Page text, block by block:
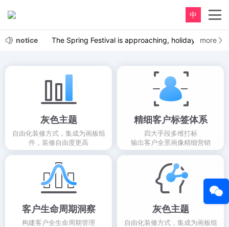
中
notice The Spring Festival is approaching, holiday notice
more
灰色主题
自由化装修方式，集成为画板组
件，装修自由度更高
精细客户标签体系
四大手段多维打标
输出客户全景画像精细营销
客户生命周期洞察
构建客户全生命周期管理
灰色主题
自由化装修方式，集成为画板组